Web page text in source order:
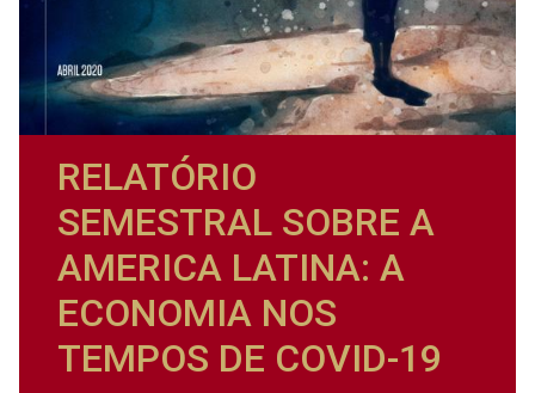
RELATÓRIO
SEMESTRAL SOBRE A
AMERICA LATINA: A
ECONOMIA NOS
TEMPOS DE COVID-19